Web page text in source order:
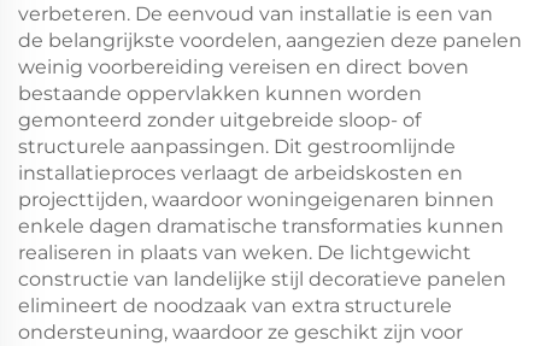
verbeteren. De eenvoud van installatie is een van
de belangrijkste voordelen, aangezien deze panelen
weinig voorbereiding vereisen en direct boven
bestaande oppervlakken kunnen worden
gemonteerd zonder uitgebreide sloop- of
structurele aanpassingen. Dit gestroomlijnde
installatieproces verlaagt de arbeidskosten en
projecttijden, waardoor woningeigenaren binnen
enkele dagen dramatische transformaties kunnen
realiseren in plaats van weken. De lichtgewicht
constructie van landelijke stijl decoratieve panelen
elimineert de noodzaak van extra structurele
ondersteuning, waardoor ze geschikt zijn voor